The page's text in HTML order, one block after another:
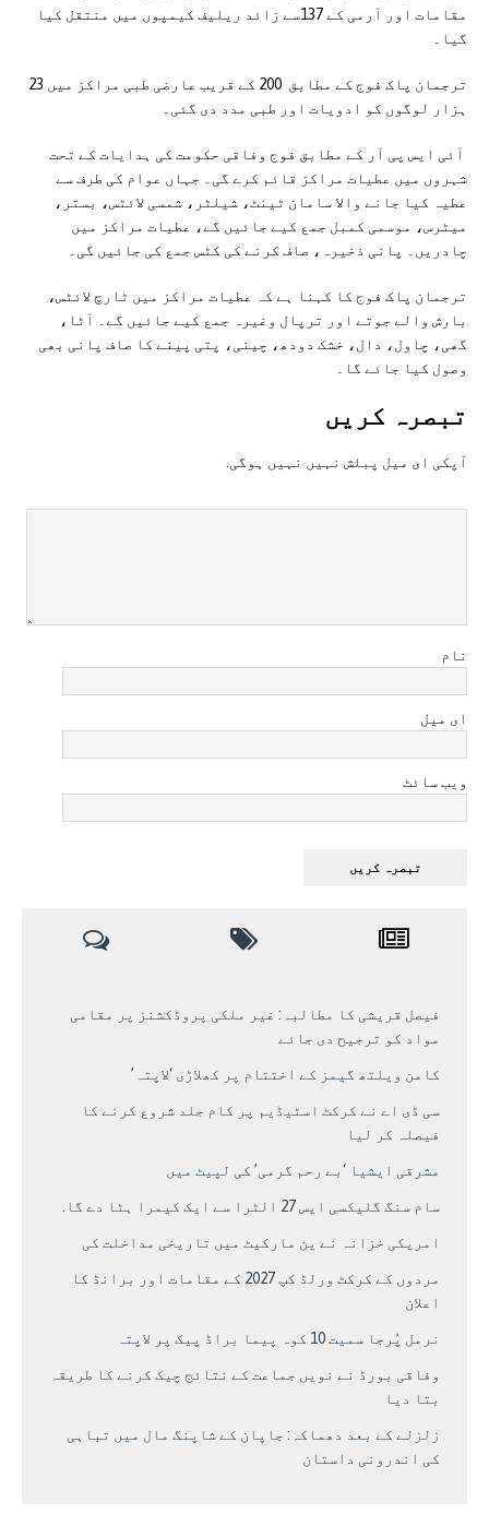
مقامات اور آرمی کے 137سے زائد ریلیف کیمپوں میں منتقل کیا
گیا۔
ترجمان پاک فوج کے مطابق 200 کے قریب عارضی طبی مراکز میں 23
ہزار لوگوں کو ادویات اور طبی مدد دی گئی۔
آئی ایس پی آر کے مطابق فوج وفاقی حکومت کی ہدایات کے تحت
شہروں میں عطیات مراکز قائم کرے گی۔ جہاں عوام کی طرف سے
عطیہ کیا جانے والا سامان ٹینٹ، شیلٹر، شمسی لائٹس، بستر،
میٹرس، موسمی کمبل جمع کیے جائیں گے، عطیات مراکز میں
چادریں۔ پانی ذخیرہ، صاف کرنے کی کٹس جمع کی جائیں گی۔
ترجمان پاک فوج کا کہنا ہے کہ عطیات مراکز میں ٹارچ لائٹس،
بارش والے جوتے اور ترپال وغیرہ جمع کیے جائیں گے۔ آٹا،
گھی، چاول، دال، خشک دودھ، چینی، پتی پینے کا صاف پانی بھی
وصول کیا جائے گا۔
تبصرہ کريں
آپکی ای ميل پبلش نہيں نہيں ہوگی.
نام
ای میل
ویب سائٹ
فیصل قریشی کا مطالبہ: غیر ملکی پروڈکشنز پر مقامی
مواد کو ترجیح دی جائے
کامن ویلتھ گیمز کے اختتام پر کھلاڑی ‘لاپتہ’
سی ڈی اے نے کرکٹ اسٹیڈیم پر کام جلد شروع کرنے کا
فیصلہ کر لیا
مشرقی ایشیا ‘بے رحم گرمی’ کی لپیٹ میں
سام سنگ گلیکسی ایس 27 الٹرا سے ایک کیمرا ہٹا دے گا.
امریکی خزانہ نے ین مارکیٹ میں تاریخی مداخلت کی
مردوں کے کرکٹ ورلڈ کپ 2027 کے مقامات اور برانڈ کا
اعلان
نرمل پُرجا سمیت 10 کوہ پیما براڈ پیک پر لاپتہ
وفاقی بورڈ نے نویں جماعت کے نتائج چیک کرنے کا طریقہ
بتا دیا
زلزلے کے بعد دھماکہ: جاپان کے شاپنگ مال میں تباہی
کی اندرونی داستان